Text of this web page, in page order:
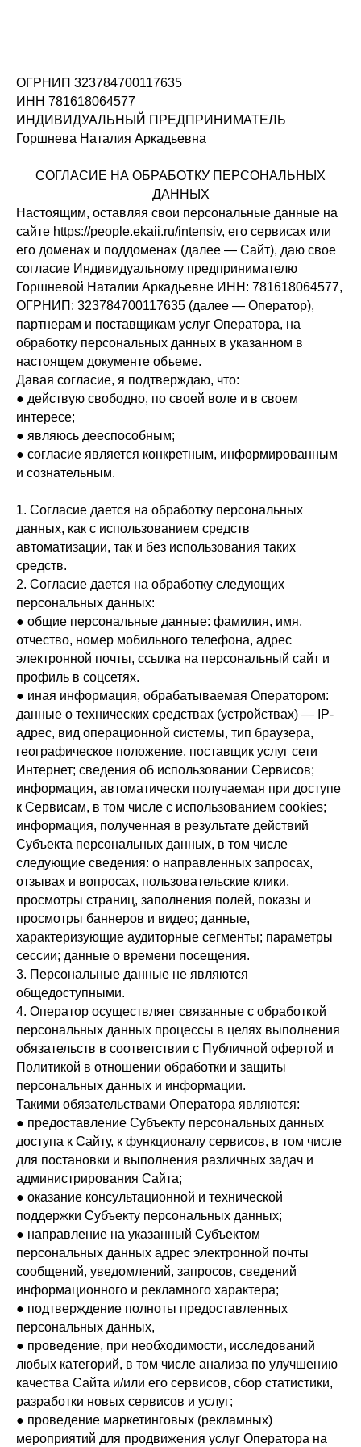
ОГРНИП 323784700117635
ИНН 781618064577
ИНДИВИДУАЛЬНЫЙ ПРЕДПРИНИМАТЕЛЬ
Горшнева Наталия Аркадьевна
СОГЛАСИЕ НА ОБРАБОТКУ ПЕРСОНАЛЬНЫХ
ДАННЫХ
Настоящим, оставляя свои персональные данные на
сайте https://people.ekaii.ru/intensiv, его сервисах или
его доменах и поддоменах (далее — Сайт), даю свое
согласие Индивидуальному предпринимателю
Горшневой Наталии Аркадьевне ИНН: 781618064577,
ОГРНИП: 323784700117635 (далее — Оператор),
партнерам и поставщикам услуг Оператора, на
обработку персональных данных в указанном в
настоящем документе объеме.
Давая согласие, я подтверждаю, что:
● действую свободно, по своей воле и в своем
интересе;
● являюсь дееспособным;
● согласие является конкретным, информированным
и сознательным.
1. Согласие дается на обработку персональных
данных, как с использованием средств
автоматизации, так и без использования таких
средств.
2. Согласие дается на обработку следующих
персональных данных:
● общие персональные данные: фамилия, имя,
отчество, номер мобильного телефона, адрес
электронной почты, ссылка на персональный сайт и
профиль в соцсетях.
● иная информация, обрабатываемая Оператором:
данные о технических средствах (устройствах) — IP-
адрес, вид операционной системы, тип браузера,
географическое положение, поставщик услуг сети
Интернет; сведения об использовании Сервисов;
информация, автоматически получаемая при доступе
к Сервисам, в том числе с использованием cookies;
информация, полученная в результате действий
Субъекта персональных данных, в том числе
следующие сведения: о направленных запросах,
отзывах и вопросах, пользовательские клики,
просмотры страниц, заполнения полей, показы и
просмотры баннеров и видео; данные,
характеризующие аудиторные сегменты; параметры
сессии; данные о времени посещения.
3. Персональные данные не являются
общедоступными.
4. Оператор осуществляет связанные с обработкой
персональных данных процессы в целях выполнения
обязательств в соответствии с Публичной офертой и
Политикой в отношении обработки и защиты
персональных данных и информации.
Такими обязательствами Оператора являются:
● предоставление Субъекту персональных данных
доступа к Сайту, к функционалу сервисов, в том числе
для постановки и выполнения различных задач и
администрирования Сайта;
● оказание консультационной и технической
поддержки Субъекту персональных данных;
● направление на указанный Субъектом
персональных данных адрес электронной почты
сообщений, уведомлений, запросов, сведений
информационного и рекламного характера;
● подтверждение полноты предоставленных
персональных данных,
● проведение, при необходимости, исследований
любых категорий, в том числе анализа по улучшению
качества Сайта и/или его сервисов, сбор статистики,
разработки новых сервисов и услуг;
● проведение маркетинговых (рекламных)
мероприятий для продвижения услуг Оператора на